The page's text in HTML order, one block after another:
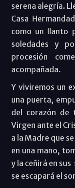
serena alegría.
Casa
como un llanto
soledades y
procesión
acompañada.
Y viviremos un
una puerta,
del corazón de
Virgen ante el
a la Madre que
en una mano,
y la ceñirá en sus
se escapará el